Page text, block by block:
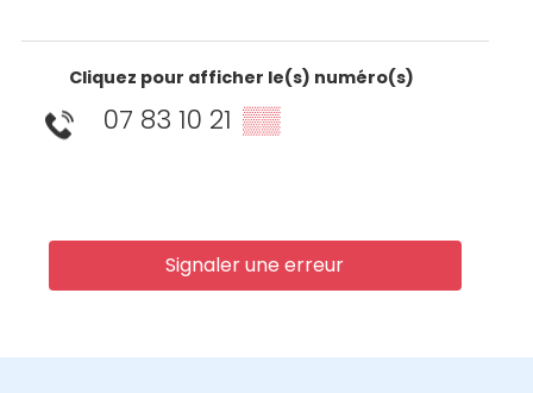
Cliquez pour afficher le(s) numéro(s)
07 83 10 21 ▒▒
Signaler une erreur